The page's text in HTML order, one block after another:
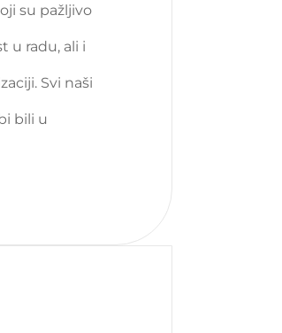
su pažljivo
u radu, ali i
Svi naši
bili u